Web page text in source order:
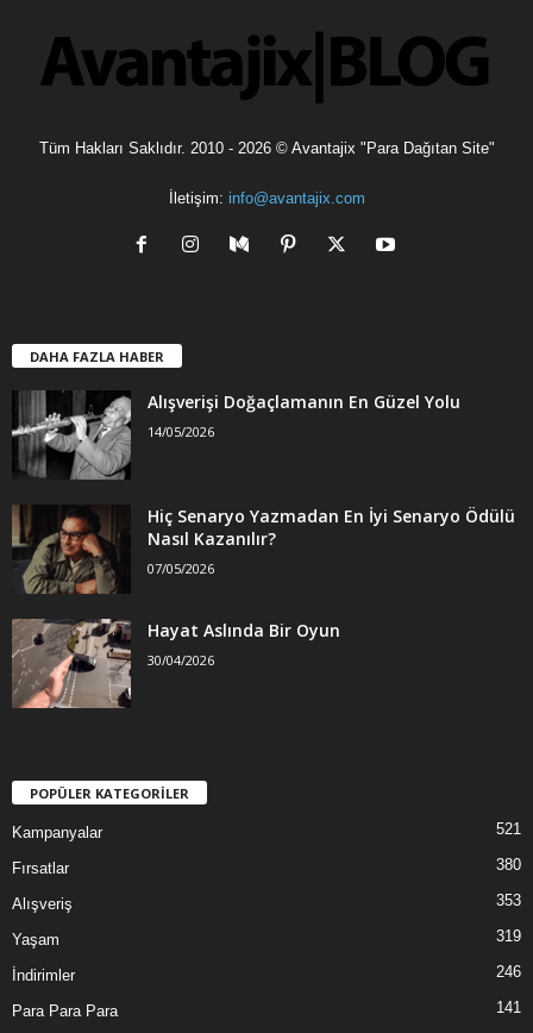
Tüm Hakları Saklıdır. 2010 - 2026 © Avantajix "Para Dağıtan Site"
İletişim: info@avantajix.com
DAHA FAZLA HABER
Alışverişi Doğaçlamanın En Güzel Yolu
14/05/2026
Hiç Senaryo Yazmadan En İyi Senaryo Ödülü
Nasıl Kazanılır?
07/05/2026
Hayat Aslında Bir Oyun
30/04/2026
POPÜLER KATEGORİLER
Kampanyalar 521
Fırsatlar 380
Alışveriş 353
Yaşam 319
İndirimler 246
Para Para Para 141